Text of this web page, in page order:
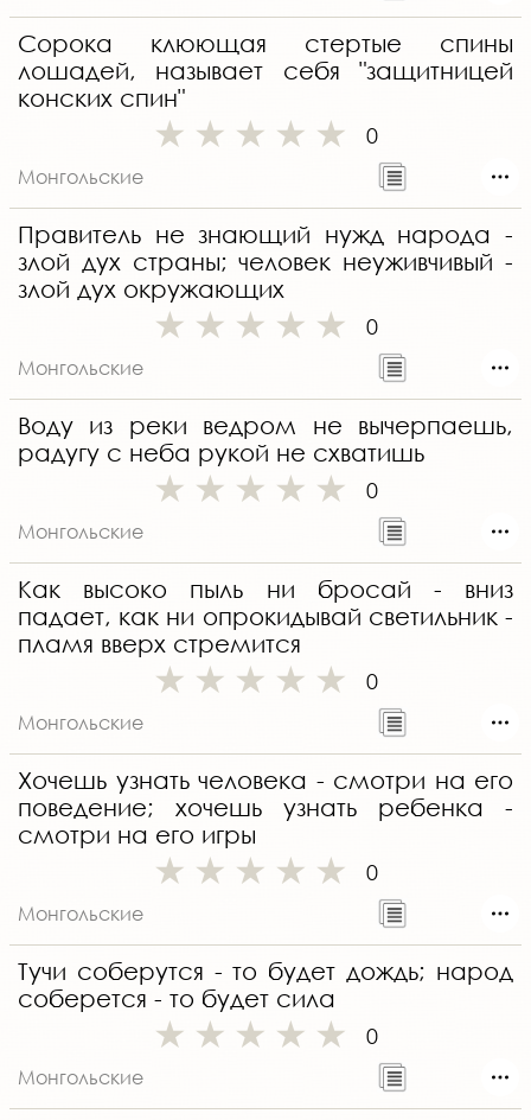
Сорока клюющая стертые спины
лошадей, называет себя "защитницей
конских спин"
0
Монгольские
Правитель не знающий нужд народа -
злой дух страны; человек неуживчивый -
злой дух окружающих
0
Монгольские
Воду из реки ведром не вычерпаешь,
радугу с неба рукой не схватишь
0
Монгольские
Как высоко пыль ни бросай - вниз
падает, как ни опрокидывай светильник -
пламя вверх стремится
0
Монгольские
Хочешь узнать человека - смотри на его
поведение; хочешь узнать ребенка -
смотри на его игры
0
Монгольские
Тучи соберутся - то будет дождь; народ
соберется - то будет сила
0
Монгольские